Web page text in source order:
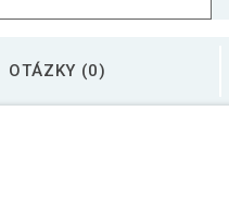
OTÁZKY (0)